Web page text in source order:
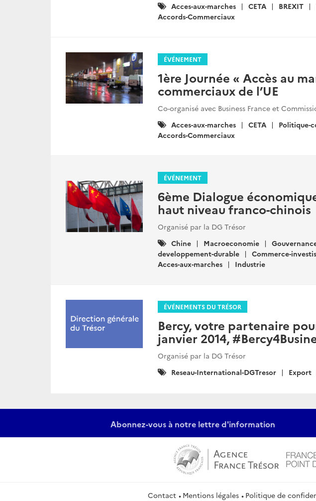
Catégories
:
Acces-aux-marches CETA BREXIT
Accords-Commerciaux
ÉVÉNEMENT
1ère Journée « Accès au
commerciaux de l’UE
Co-organisé avec Business France et
Catégories
:
Acces-aux-marches CETA
Politique-
Accords-Commerciaux
ÉVÉNEMENT
6ème Dialogue
haut niveau franco-chinois
Organisé par la DG Trésor
Catégories
:
Chine Macroeconomie
developpement-durable
Commerce-
Acces-aux-marches
Industrie
ÉVÉNEMENTS DU TRÉSOR
Bercy, votre partenaire
janvier 2014,
Organisé par la DG Trésor
Catégories
Reseau-International-DGTresor Export
Abonnez-vous à notre lettre d'information
Contact Mentions légales Politique de